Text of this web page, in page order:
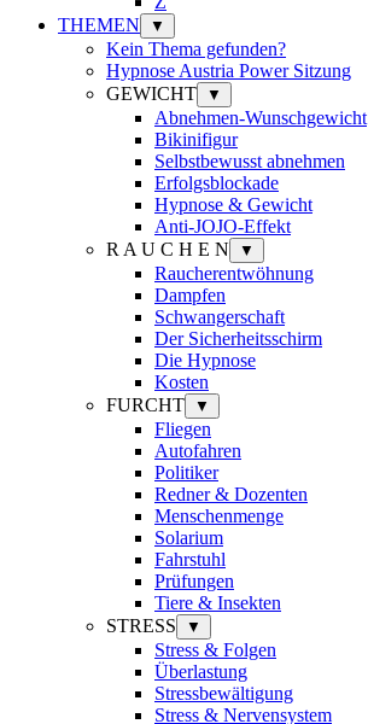
THEMEN
▼
Kein Thema gefunden?
Hypnose Austria Power Sitzung
GEWICHT
▼
Abnehmen-Wunschgewicht
Bikinifigur
Selbstbewusst abnehmen
Erfolgsblockade
Hypnose & Gewicht
Anti-JOJO-Effekt
R A U C H E N
▼
Raucherentwöhnung
Dampfen
Schwangerschaft
Der Sicherheitsschirm
Die Hypnose
Kosten
FURCHT
▼
Fliegen
Autofahren
Politiker
Redner & Dozenten
Menschenmenge
Solarium
Fahrstuhl
Prüfungen
Tiere & Insekten
STRESS
▼
Stress & Folgen
Überlastung
Stressbewältigung
Stress & Nervensystem